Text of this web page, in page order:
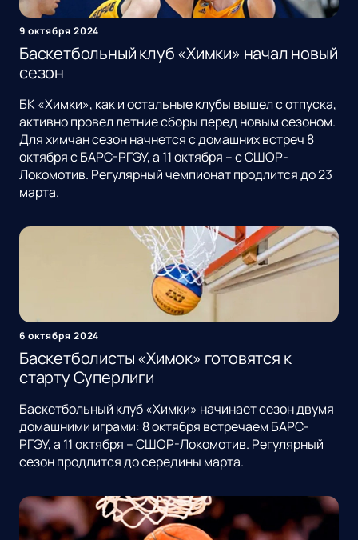
9 октября 2024
Баскетбольный клуб «Химки» начал новый
сезон
БК «Химки», как и остальные клубы вышел с отпуска,
активно провел летние сборы перед новым сезоном.
Для химчан сезон начнется с домашних встреч 8
октября с БАРС-РГЭУ, а 11 октября – с СШОР-
Локомотив. Регулярный чемпионат продлится до 23
марта.
6 октября 2024
Баскетболисты «Химок» готовятся к
старту Суперлиги
Баскетбольный клуб «Химки» начинает сезон двумя
домашними играми: 8 октября встречаем БАРС-
РГЭУ, а 11 октября – СШОР-Локомотив. Регулярный
сезон продлится до середины марта.